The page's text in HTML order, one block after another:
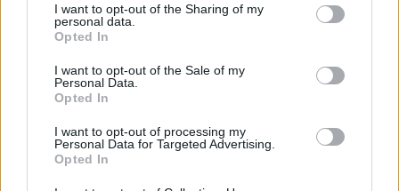
I want to opt-out of the Sharing of my
personal data.
Opted In
I want to opt-out of the Sale of my
Personal Data.
Opted In
I want to opt-out of processing my
Personal Data for Targeted Advertising.
Opted In